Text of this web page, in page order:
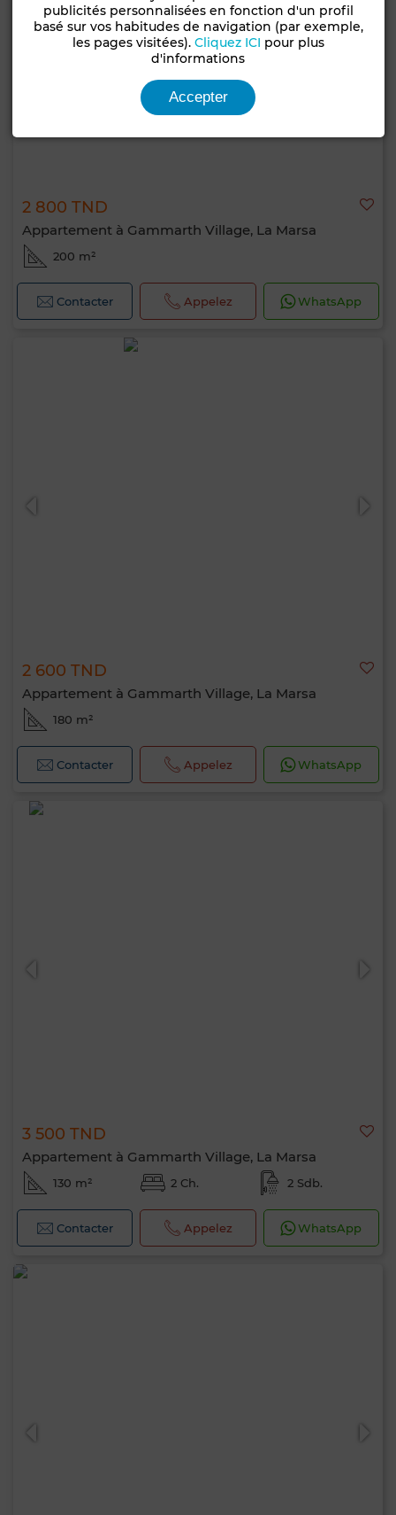
2 800 TND
Appartement à Gammarth Village, La Marsa
200 m²
Contacter Appelez WhatsApp
2 600 TND
Appartement à Gammarth Village, La Marsa
180 m²
Contacter Appelez WhatsApp
3 500 TND
Appartement à Gammarth Village, La Marsa
130 m² 2 Ch. 2 Sdb.
Contacter Appelez WhatsApp
publicités personnalisées en fonction d'un profil
basé sur vos habitudes de navigation (par exemple,
les pages visitées). Cliquez ICI pour plus
d'informations
Accepter